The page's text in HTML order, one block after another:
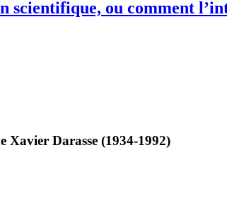
ou comment
Xavier Darasse (1934-1992)